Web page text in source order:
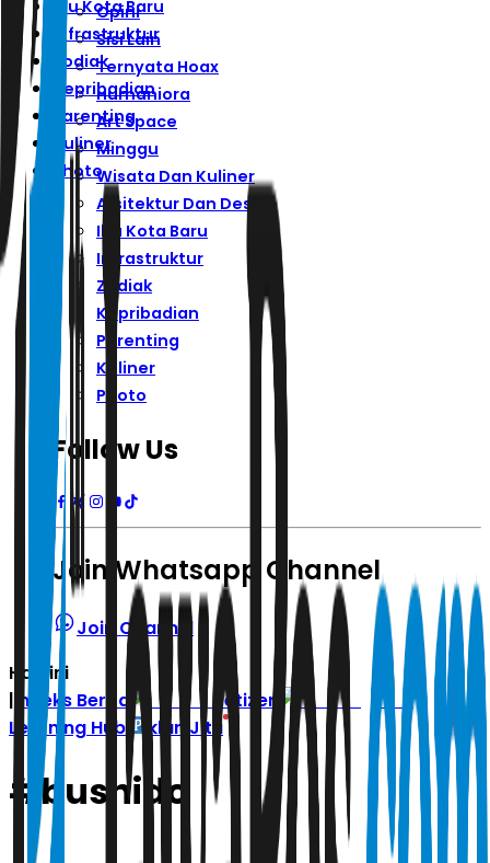
Ibu Kota Baru
Infrastruktur
Zodiak
Kepribadian
Parenting
Kuliner
Photo
Opini
Sisi Lain
Ternyata Hoax
Humaniora
Art Space
Minggu
Wisata Dan Kuliner
Arsitektur Dan Desain
Ibu Kota Baru
Infrastruktur
Zodiak
Kepribadian
Parenting
Kuliner
Photo
Follow Us
Join Whatsapp Channel
Join Channel
Hari ini
| Indeks Berita
Zetizen
Learning Hub
Iklan Jitu
# bushido